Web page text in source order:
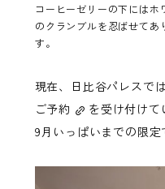
コーヒーゼリーの下にはホ
のクランブルを忍ばせてあ
す。
現在、日比谷パレスで
ご予約
を受け付けて
9月いっぱいまでの限定